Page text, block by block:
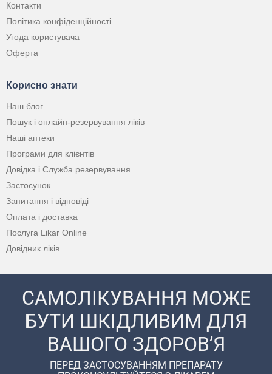
Контакти
Політика конфіденційності
Угода користувача
Оферта
Корисно знати
Наш блог
Пошук і онлайн-резервування ліків
Наші аптеки
Програми для клієнтів
Довідка і Служба резервування
Застосунок
Запитання і відповіді
Оплата і доставка
Послуга Likar Online
Довідник ліків
САМОЛІКУВАННЯ МОЖЕ
БУТИ ШКІДЛИВИМ ДЛЯ
ВАШОГО ЗДОРОВ’Я
ПЕРЕД ЗАСТОСУВАННЯМ ПРЕПАРАТУ